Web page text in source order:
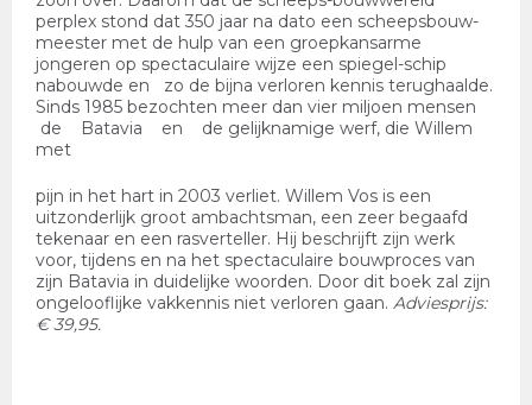
perplex stond dat 350 jaar na dato een scheepsbouw-
meester met de hulp van een groepkansarme
jongeren op spectaculaire wijze een spiegel-schip
nabouwde en zo de bijna verloren kennis terughaalde.
Sinds 1985 bezochten meer dan vier miljoen mensen
de Batavia en de gelijknamige werf, die Willem
met
pijn in het hart in 2003 verliet. Willem Vos is een
uitzonderlijk groot ambachtsman, een zeer begaafd
tekenaar en een rasverteller. Hij beschrijft zijn werk
voor, tijdens en na het spectaculaire bouwproces van
zijn Batavia in duidelijke woorden. Door dit boek zal zijn
ongelooflijke vakkennis niet verloren gaan. Adviesprijs:
€ 39,95.